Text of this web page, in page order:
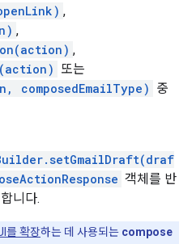
,
,
,
또는
composedEmailType) 중
객체를 반
니다.
를 확장하는 데 사용되는 compose